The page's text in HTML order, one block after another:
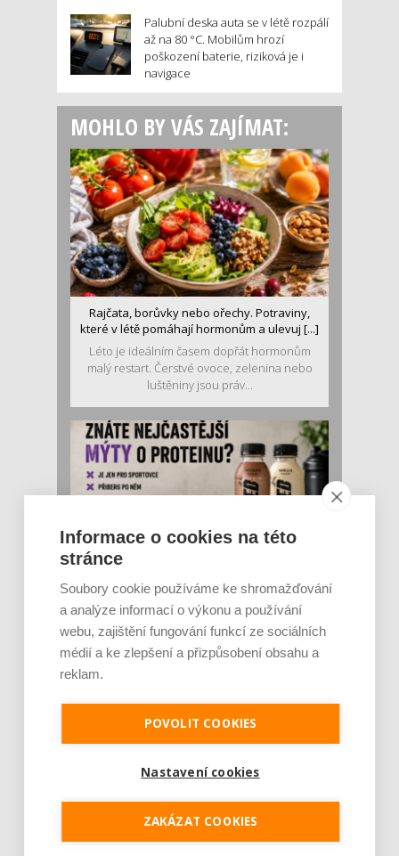
Palubní deska auta se v létě rozpálí
až na 80 °C. Mobilům hrozí
poškození baterie, riziková je i
navigace
MOHLO BY VÁS ZAJÍMAT:
Rajčata, borůvky nebo ořechy. Potraviny,
které v létě pomáhají hormonům a ulevuj [...]
Léto je ideálním časem dopřát hormonům
malý restart. Čerstvé ovoce, zelenina nebo
luštěniny jsou práv...
Je jen pro sportovce, přiberu po něm a ve
stravě ho mám dostatek. Znáte nejčastějš [...]
Pojem protein již nějakou dobu rezonuje
v oblasti zdraví, výživy i dlouhověkosti. Přesto
se o ně...
Informace o cookies na této
stránce
Soubory cookie používáme ke shromažďování
a analýze informací o výkonu a používání
webu, zajištění fungování funkcí ze sociálních
médií a ke zlepšení a přizpůsobení obsahu a
reklam.
POVOLIT COOKIES
Nastavení cookies
ZAKÁZAT COOKIES